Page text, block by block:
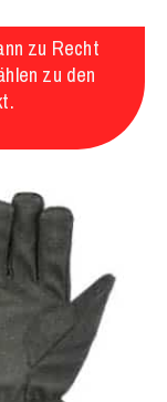
zu Recht
zu den